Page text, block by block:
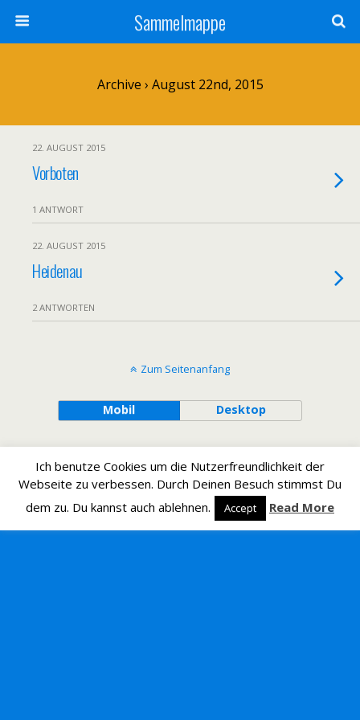
Sammelmappe
Archive › August 22nd, 2015
22. AUGUST 2015
Vorboten
1 ANTWORT
22. AUGUST 2015
Heidenau
2 ANTWORTEN
Zum Seitenanfang
Mobil Desktop
Ich benutze Cookies um die Nutzerfreundlichkeit der
Webseite zu verbessen. Durch Deinen Besuch stimmst Du
dem zu. Du kannst auch ablehnen.
Accept Read More